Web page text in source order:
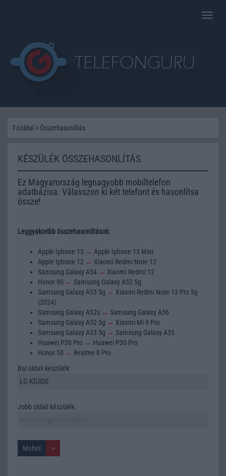
Toggle
Főoldal > Összehasonlítás
KÉSZÜLÉK ÖSSZEHASONLÍTÁS
Ez Magyarország legnagyobb mobiltelefon
adatbázisa. Válasszon ki két telefont és hasonlítsa
össze!
Leggyakoribb összehasonlítások:
Apple Iphone 13 ↔ Apple Iphone 13 Mini
Apple Iphone 12 ↔ Xiaomi Redmi Note 12
Samsung Galaxy A54 ↔ Xiaomi Redmi 12
Honor 90 ↔ Samsung Galaxy A52 5g
Samsung Galaxy A53 5g ↔ Xiaomi Redmi Note 13 Pro 5g
(2024)
Samsung Galaxy A52s ↔ Samsung Galaxy A56
Samsung Galaxy A52 5g ↔ Xiaomi Mi 9 Pro
Samsung Galaxy A33 5g ↔ Samsung Galaxy A35
Huawei P30 Pro ↔ Huawei P30 Pro
Honor 50 ↔ Realme 8 Pro
Bal oldali készülék:
Jobb oldali készülék: